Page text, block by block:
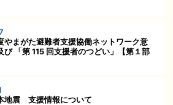
やまがた避難者支援協働ネットワーク意
び 「第 115 回支援者のつどい」【第１部
地震 支援情報について